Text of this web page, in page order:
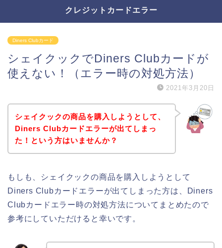
クレジットカードエラー
Diners Clubカード
シェイクックでDiners Clubカードが
使えない！（エラー時の対処方法）
2021年3月20日
シェイクックの商品を購入しようとして、
Diners Clubカードエラーが出てしまっ
た！という方はいませんか？
もしも、シェイクックの商品を購入しようとして
Diners Clubカードエラーが出てしまった方は、Diners
Clubカードエラー時の対処方法についてまとめたので
参考にしていただけると幸いです。